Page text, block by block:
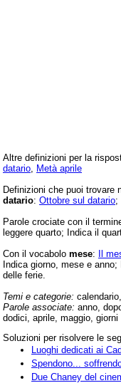
Altre definizioni per la
datario Metà aprile
Definizioni che puoi trovare
datario: Ottobre sul datario;
Parole crociate con il
leggere quarto; Indica il
Con il vocabolo mese: Il
Indica giorno, mese e
delle ferie.
Temi e categorie:
Parole associate: anno,
dodici, aprile, maggio, giorni
Soluzioni per risolvere le
Luoghi dedicati ai
Spendono...
Due Chaney del